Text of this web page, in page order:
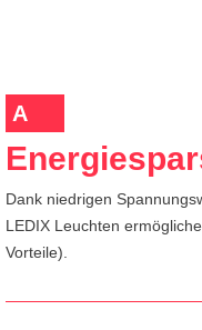
A
Dank niedrigen
LEDIX Leuchten
Vorteile).